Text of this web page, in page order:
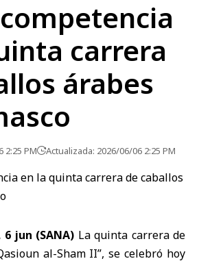
carrera
árabes
2:25 PM Actualizada: 2026/06/06 2:25 PM
jun (SANA) La quinta carrera de
al-Sham II”, se celebró hoy